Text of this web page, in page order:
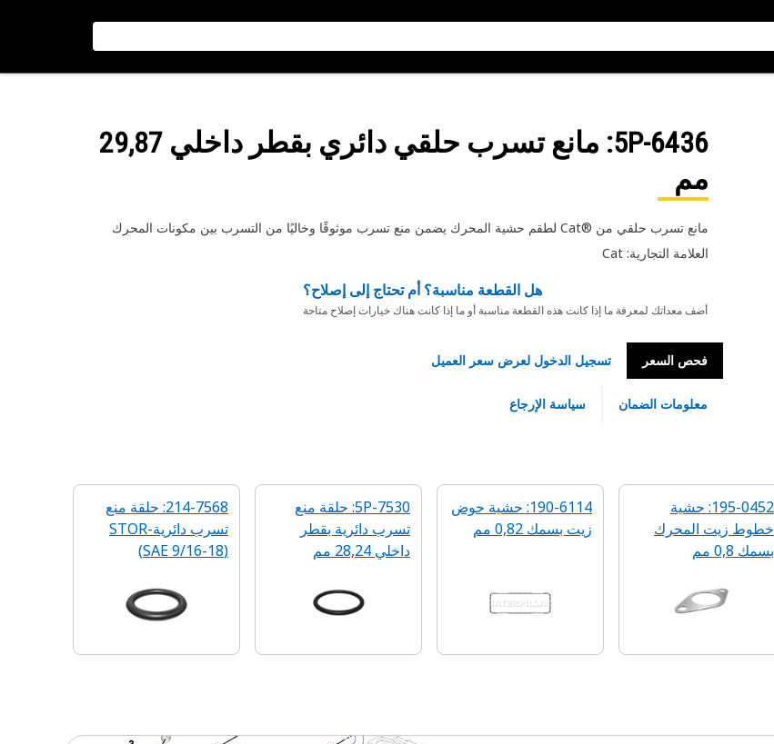
5P-6436
: مانع تسرب حلقي دائري بقطر داخلي 29,87
مم
مانع تسرب حلقي من Cat®‎ لطقم حشية المحرك يضمن منع تسرب موثوقًا وخاليًا من التسرب بين مكونات المحرك
العلامة التجارية: Cat
هل القطعة مناسبة؟ أم تحتاج إلى إصلاح؟
أضف معداتك لمعرفة ما إذا كانت هذه القطعة مناسبة أو ما إذا كانت هناك خيارات إصلاح متاحة
فحص السعر تسجيل الدخول لعرض سعر العميل
معلومات الضمان سياسة الإرجاع
195-0452: حشية
خطوط زيت المحرك
بسمك 0,8 مم
190-6114: حشية حوض
زيت بسمك 0,82 مم
5P-7530: حلقة منع
تسرب دائرية‬ بقطر
داخلي 28,24 مم
214-7568: حلقة منع
تسرب دائرية-STOR
‏(SAE 9/16-18)